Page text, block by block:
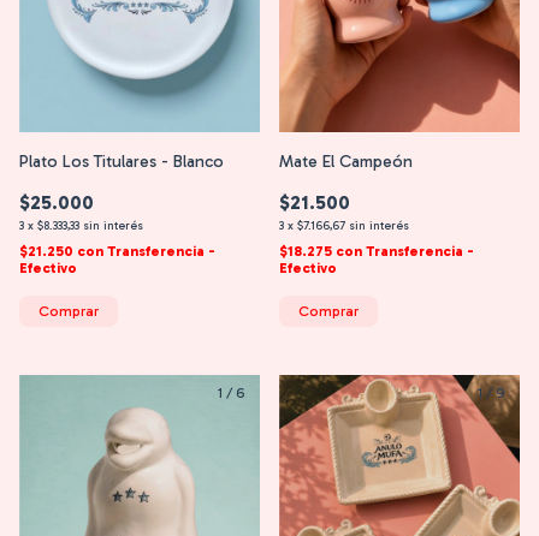
Plato Los Titulares - Blanco
$25.000
3 x $8.333,33 sin interés
$21.250 con Transferencia -
Efectivo
Comprar
Mate El Campeón
$21.500
3 x $7.166,67 sin interés
$18.275 con Transferencia -
Efectivo
Comprar
1 / 6 1/ 9